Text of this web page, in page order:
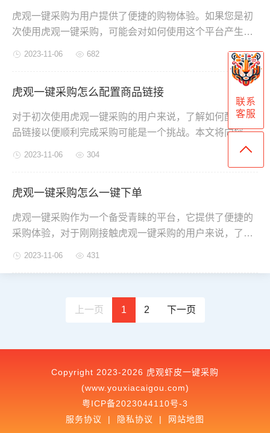
虎观一键采购为用户提供了便捷的购物体验。如果您是初
次使用虎观一键采购，可能会对如何使用这个平台产生疑
2023-11-06 682
虎观一键采购怎么配置商品链接
对于初次使用虎观一键采购的用户来说，了解如何配置商
品链接以便顺利完成采购可能是一个挑战。本文将向您介
绍如何在虎观一键采购上配置商品链接，让您可以轻松享
2023-11-06 304
虎观一键采购怎么一键下单
虎观一键采购作为一个备受青睐的平台，它提供了便捷的
采购体验，对于刚刚接触虎观一键采购的用户来说，了解
2023-11-06 431
上一页 1 2 下一页
Copyright 2023-2026 虎观虾皮一键采购
(www.youxiacaigou.com)
粤ICP备2023044110号-3
服务协议
| 隐私协议 | 网站地图
联系
客服